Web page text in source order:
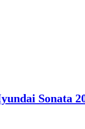
Sonata